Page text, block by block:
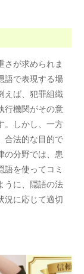
さが求められま
語で表現する場
えば、犯罪組織
行機関がその意
。しかし、一方
合法的な目的で
の分野では、患
を使ってコミ
うに、隠語の法
況に応じて適切